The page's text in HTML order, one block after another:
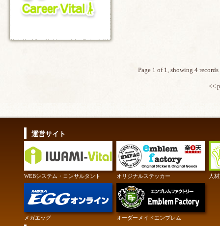
Page 1 of 1, showing 4
<<
運営サイト
WEBシステム・コンサルタント オリジナルステッカー 人
メガエッグ オーダーメイドエンブレム